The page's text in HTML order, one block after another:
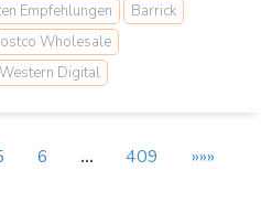
Empfehlungen
Barrick
Wholesale
Western Digital
6 … 409 »»»